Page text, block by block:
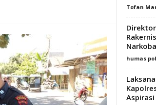
Tofan
Narkoba
humas